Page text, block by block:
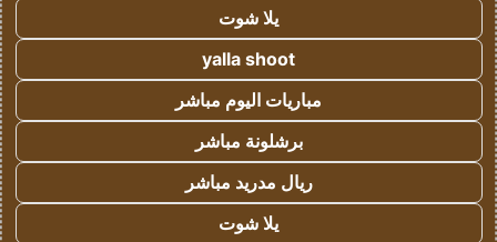
يلا شوت
yalla shoot
مباريات اليوم مباشر
برشلونة مباشر
ريال مدريد مباشر
يلا شوت